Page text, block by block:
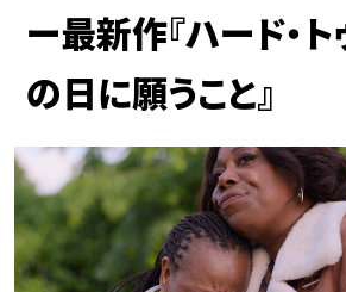
ー最新作『ハード・
の日に願うこと』